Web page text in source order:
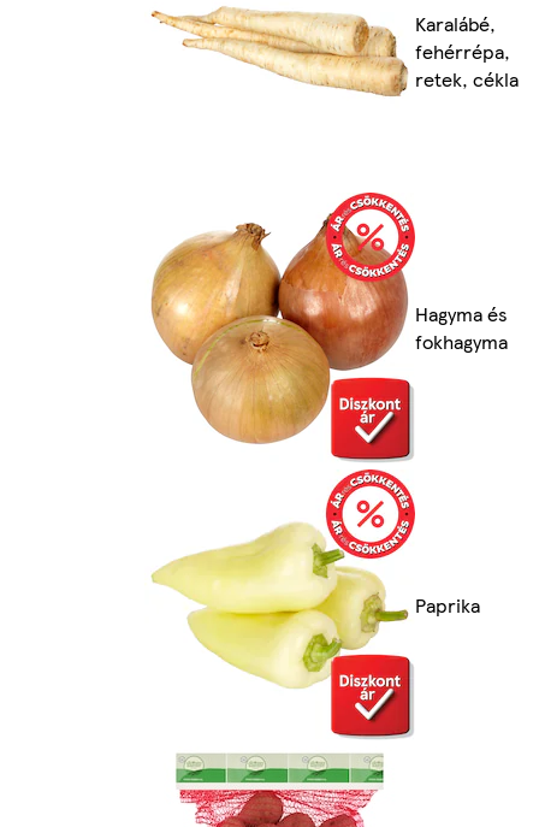
Karalábé,
fehérrépa,
retek, cékla
Hagyma és
fokhagyma
Paprika